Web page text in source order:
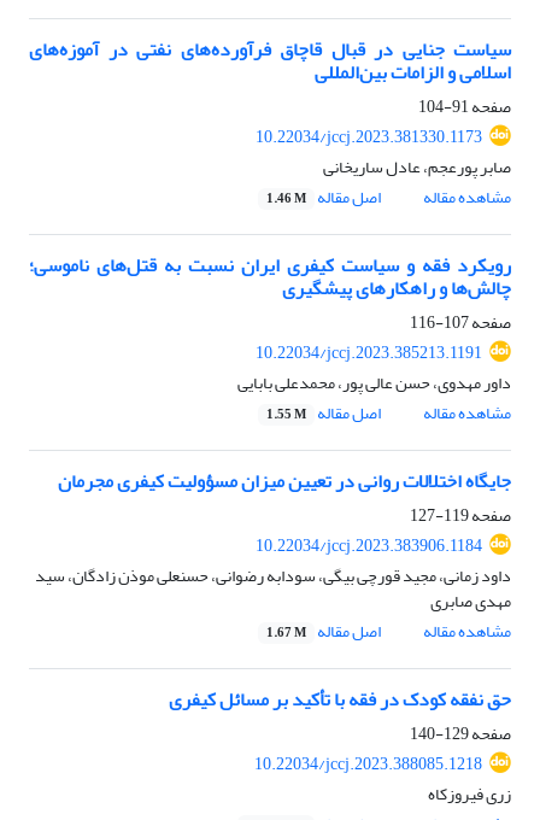
سیاست جنایی در قبال قاچاق فرآورده‌های نفتی در آموزه‌های
اسلامی و الزامات بین‌المللی
صفحه91-104
10.22034/jccj.2023.381330.1173
صابر پورعجم، عادل ساریخانی
مشاهده مقاله
اصل مقاله 1.46 M
رویکرد فقه و سیاست کیفری ایران نسبت به قتل‌های ناموسی؛
چالش‌ها و راهکارهای پیشگیری
صفحه107-116
10.22034/jccj.2023.385213.1191
داور مهدوی، حسن عالی پور، محمدعلی بابایی
مشاهده مقاله
اصل مقاله 1.55 M
جایگاه اختلالات روانی در تعیین میزان مسؤولیت کیفری مجرمان
صفحه119-127
10.22034/jccj.2023.383906.1184
داود زمانی، مجید قورچی بیگی، سودابه رضوانی، حسنعلی موذن زادگان، سید
مهدی صابری
مشاهده مقاله
اصل مقاله 1.67 M
حق نفقه کودک در فقه با تأکید بر مسائل کیفری
صفحه129-140
10.22034/jccj.2023.388085.1218
زری فیروزکاه